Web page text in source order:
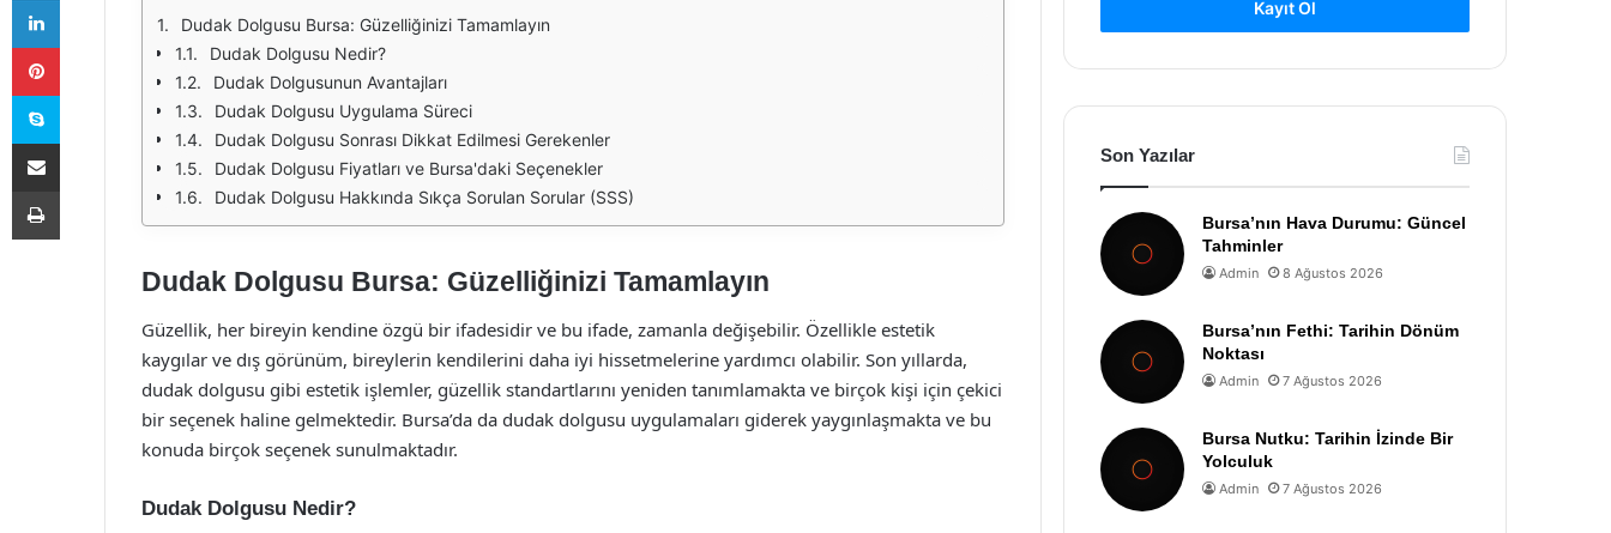
Dudak Dolgusu Bursa: Güzelliğinizi Tamamlayın
Dudak Dolgusu Nedir?
Dudak Dolgusunun Avantajları
Dudak Dolgusu Uygulama Süreci
Dudak Dolgusu Sonrası Dikkat Edilmesi Gerekenler
Dudak Dolgusu Fiyatları ve Bursa'daki Seçenekler
Dudak Dolgusu Hakkında Sıkça Sorulan Sorular (SSS)
Dudak Dolgusu Bursa: Güzelliğinizi Tamamlayın
Güzellik, her bireyin kendine özgü bir ifadesidir ve bu ifade, zamanla değişebilir. Özellikle estetik
kaygılar ve dış görünüm, bireylerin kendilerini daha iyi hissetmelerine yardımcı olabilir. Son yıllarda,
dudak dolgusu gibi estetik işlemler, güzellik standartlarını yeniden tanımlamakta ve birçok kişi için çekici
bir seçenek haline gelmektedir. Bursa’da da dudak dolgusu uygulamaları giderek yaygınlaşmakta ve bu
konuda birçok seçenek sunulmaktadır.
Dudak Dolgusu Nedir?
Kayıt Ol
Son Yazılar
Bursa’nın Hava Durumu: Güncel
Tahminler
Admin 8 Ağustos 2026
Bursa’nın Fethi: Tarihin Dönüm
Noktası
Admin 7 Ağustos 2026
Bursa Nutku: Tarihin İzinde Bir
Yolculuk
Admin 7 Ağustos 2026
Pinterest
Skype
E-Posta ile paylaş